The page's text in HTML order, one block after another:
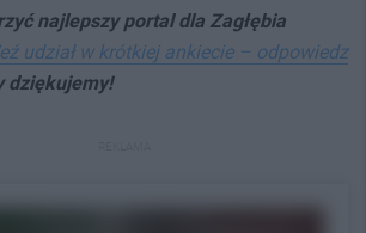
najlepszy portal dla Zagłębia
udział w krótkiej ankiecie – odpowiedz
dziękujemy!